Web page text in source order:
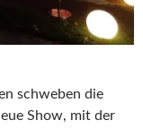
schweben die
Show, mit der